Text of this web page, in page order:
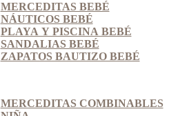
MERCEDITAS BEBÉ
NÁUTICOS BEBÉ
PLAYA Y PISCINA BEBÉ
SANDALIAS BEBÉ
ZAPATOS BAUTIZO BEBÉ
MERCEDITAS COMBINABLES